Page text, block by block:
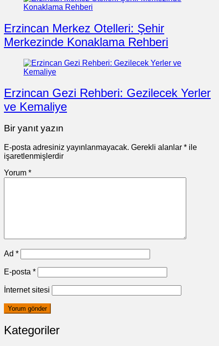
Erzincan Merkez Otelleri: Şehir
Merkezinde Konaklama Rehberi
Erzincan Gezi Rehberi: Gezilecek Yerler
ve Kemaliye
Bir yanıt yazın
E-posta adresiniz yayınlanmayacak. Gerekli alanlar * ile
işaretlenmişlerdir
Yorum *
Ad *
E-posta *
İnternet sitesi
Kategoriler